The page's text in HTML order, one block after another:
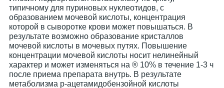
типичному для пуриновых нуклеотидов, с
образованием мочевой кислоты, концентрация
которой в сыворотке крови может повышаться. В
результате возможно образование кристаллов
мочевой кислоты в мочевых путях. Повышение
концентрации мочевой кислоты носит нелинейный
характер и может изменяться на ® 10% в течение 1-3 ч
после приема препарата внутрь. В результате
метаболизма р-ацетамидобензойной кислоты